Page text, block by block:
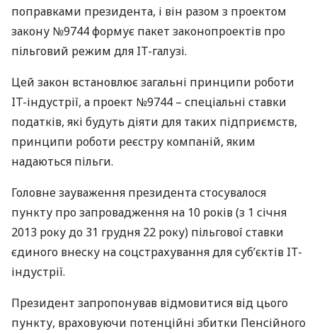
поправками президента, і він разом з проектом
закону №9744 формує пакет законопроектів про
пільговий режим для IT-галузі.
Цей закон встановлює загальні принципи роботи
IT-індустрії, а проект №9744 – спеціальні ставки
податків, які будуть діяти для таких підприємств,
принципи роботи реєстру компаній, яким
надаються пільги.
Головне зауваження президента стосувалося
пункту про запровадження на 10 років (з 1 січня
2013 року до 31 грудня 22 року) пільгової ставки
єдиного внеску на соцстрахування для суб’єктів IT-
індустрії.
Президент запропонував відмовитися від цього
пункту, враховуючи потенційні збитки Пенсійного